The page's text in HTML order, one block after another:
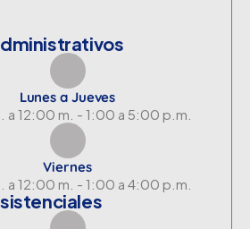
Lunes a Jueves
a 12:00 m. - 1:00 a 5:00 p.m.
Viernes
a 12:00 m. - 1:00 a 4:00 p.m.